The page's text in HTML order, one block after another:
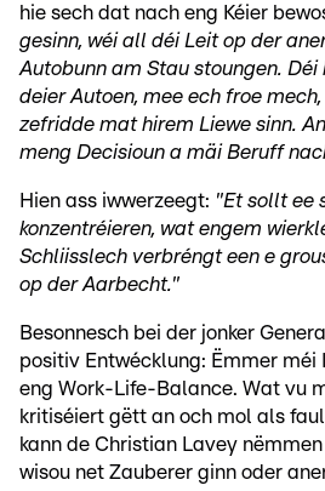
hie sech dat nach eng Kéier
gesinn, wéi all déi Leit op der
Autobunn am Stau stoungen.
deier Autoen, mee ech froe
zefridde mat hirem Liewe sinn.
meng Decisioun a mäi Beruff
Hien ass iwwerzeegt: "Et sollt ee
konzentréieren, wat engem
Schliisslech verbréngt een e
op der Aarbecht."
Besonnesch bei der jonker
positiv Entwécklung: Ëmmer méi
eng Work-Life-Balance. Wat vu
kritiséiert gëtt an och mol als
kann de Christian Lavey
wisou net Zauberer ginn oder